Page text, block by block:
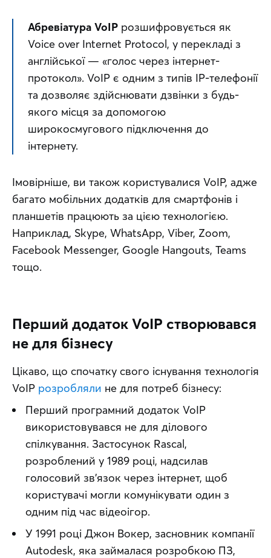
Абревіатура VoIP розшифровується як
Voice over Internet Protocol, у перекладі з
англійської — «голос через інтернет-
протокол». VoIP є одним з типів IP-телефонії
та дозволяє здійснювати дзвінки з будь-
якого місця за допомогою
широкосмугового підключення до
інтернету.
Імовірніше, ви також користувалися VoIP, адже
багато мобільних додатків для смартфонів і
планшетів працюють за цією технологією.
Наприклад, Skype, WhatsApp, Viber, Zoom,
Facebook Messenger, Google Hangouts, Teams
тощо.
Перший додаток VoIP створювався
не для бізнесу
Цікаво, що спочатку свого існування технологія
VoIP розробляли не для потреб бізнесу:
Перший програмний додаток VoIP
використовувався не для ділового
спілкування. Застосунок Rascal,
розроблений у 1989 році, надсилав
голосовий зв’язок через інтернет, щоб
користувачі могли комунікувати один з
одним під час відеоігор.
У 1991 році Джон Вокер, засновник компанії
Autodesk, яка займалася розробкою ПЗ,